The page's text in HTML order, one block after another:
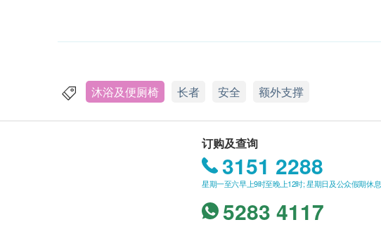
沐浴及便厕椅 长者 安全 额外支撑
订购及查询
3151 2288
星期一至六早上9时至晚上12时; 星期日及公众假期休息
5283 4117